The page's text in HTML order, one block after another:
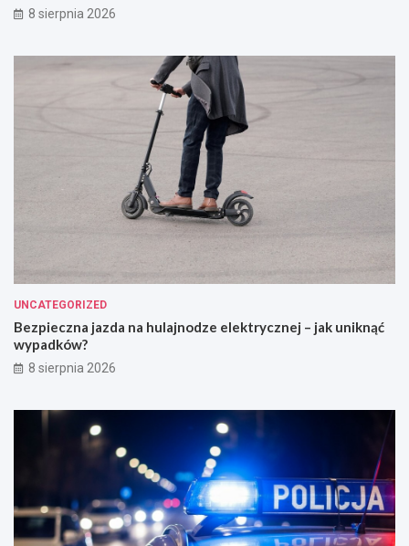
8 sierpnia 2026
UNCATEGORIZED
Bezpieczna jazda na hulajnodze elektrycznej – jak uniknąć
wypadków?
8 sierpnia 2026